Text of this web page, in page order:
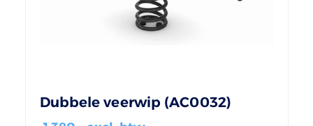
Dubbele veerwip (AC0032)